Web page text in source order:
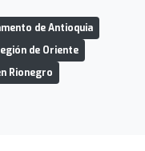
de Antioquia
de Oriente
Rionegro